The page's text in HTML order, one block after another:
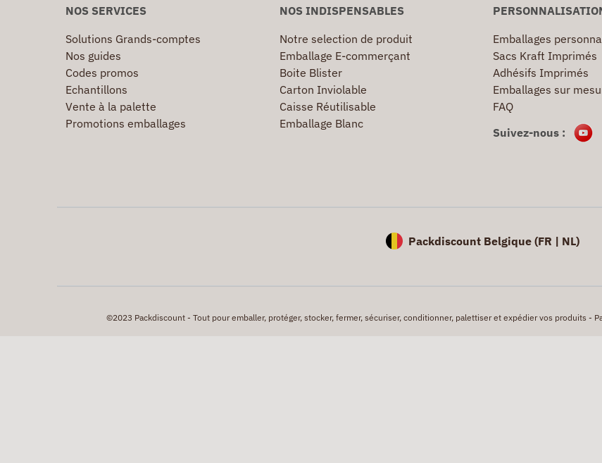
NOS SERVICES
Solutions Grands-comptes
Nos guides
Codes promos
Echantillons
Vente à la palette
Promotions emballages
NOS INDISPENSABLES
Notre selection de produit
Emballage E-commerçant
Boite Blister
Carton Inviolable
Caisse Réutilisable
Emballage Blanc
Emballages
Sacs Kraft Imprimés
Adhésifs Imprimés
Emballages sur
FAQ
Suivez-nous :
Packdiscount Belgique (FR | NL)
©2023 Packdiscount - Tout pour emballer, protéger, stocker, fermer, sécuriser, conditionner, palettiser et expédier vos produits -